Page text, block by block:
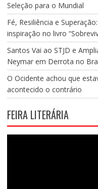
Seleção para o Mundial
Fé, Resiliência e
inspiração no livro
Santos Vai ao STJD e
Neymar em Derrota no
O Ocidente achou que
acontecido o contrário
FEIRA LITERÁRIA